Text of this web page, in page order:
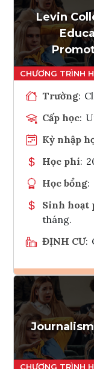
Levin
Trường:
Cấp học:
Kỳ nhập
Học phí:
Học bổng:
Sinh hoạt
tháng.
ĐỊNH CƯ: